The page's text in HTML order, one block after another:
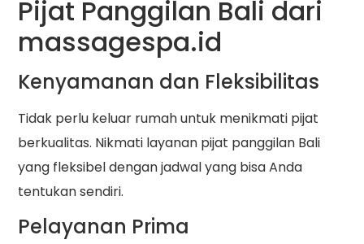
Pijat Panggilan Bali dari
massagespa.id
Kenyamanan dan Fleksibilitas
Tidak perlu keluar rumah untuk menikmati pijat
berkualitas. Nikmati layanan pijat panggilan Bali
yang fleksibel dengan jadwal yang bisa Anda
tentukan sendiri.
Pelayanan Prima